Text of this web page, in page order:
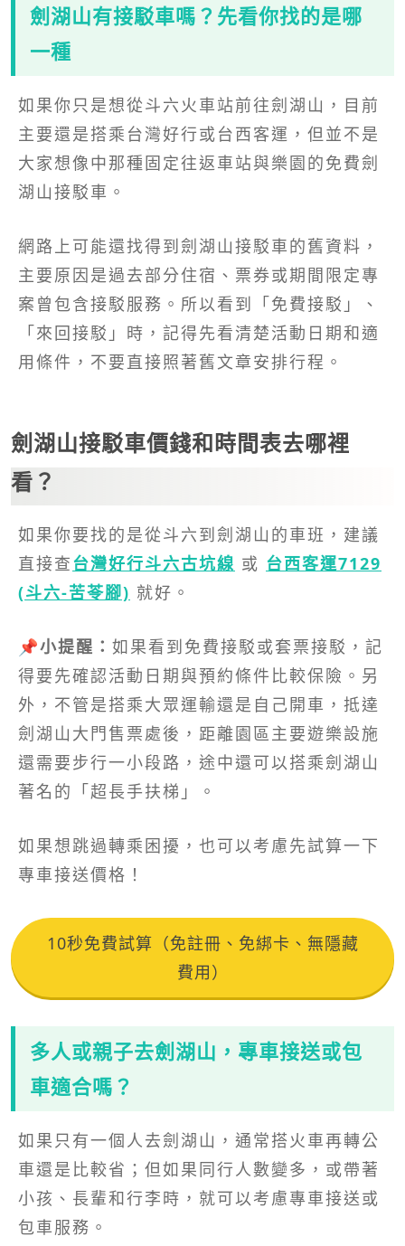
劍湖山有接駁車嗎？先看你找的是哪
一種
如果你只是想從斗六火車站前往劍湖山，目前
主要還是搭乘台灣好行或台西客運，但並不是
大家想像中那種固定往返車站與樂園的免費劍
湖山接駁車。
網路上可能還找得到劍湖山接駁車的舊資料，
主要原因是過去部分住宿、票券或期間限定專
案曾包含接駁服務。所以看到「免費接駁」、
「來回接駁」時，記得先看清楚活動日期和適
用條件，不要直接照著舊文章安排行程。
劍湖山接駁車價錢和時間表去哪裡
看？
如果你要找的是從斗六到劍湖山的車班，建議
直接查台灣好行斗六古坑線 或 台西客運7129
(斗六-苦苓腳) 就好。
📌小提醒： 如果看到免費接駁或套票接駁，記
得要先確認活動日期與預約條件比較保險。另
外，不管是搭乘大眾運輸還是自己開車，抵達
劍湖山大門售票處後，距離園區主要遊樂設施
還需要步行一小段路，途中還可以搭乘劍湖山
著名的「超長手扶梯」。
如果想跳過轉乘困擾，也可以考慮先試算一下
專車接送價格！
10秒免費試算（免註冊、免綁卡、無隱藏
費用）
多人或親子去劍湖山，專車接送或包
車適合嗎？
如果只有一個人去劍湖山，通常搭火車再轉公
車還是比較省；但如果同行人數變多，或帶著
小孩、長輩和行李時，就可以考慮專車接送或
包車服務。